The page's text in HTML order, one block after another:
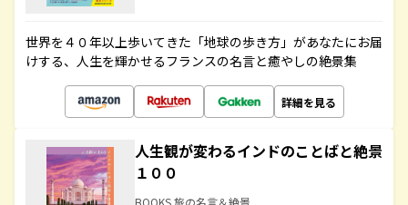
世界を４０年以上歩いてきた「地球の歩き方」があなたにお届
けする、人生を輝かせるフランスの名言と癒やしの絶景集
詳細を見る
人生観が変わるインドのことばと絶景
１００
BOOKS 旅の名言＆絶景